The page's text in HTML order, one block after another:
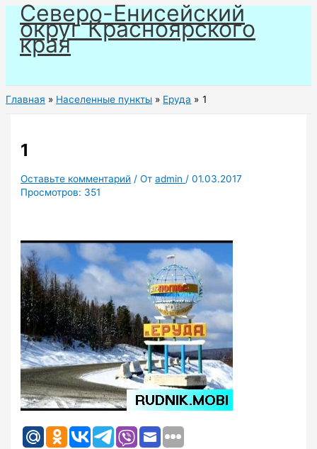
Перейти
содержимому
Северо-Енисейский
округ Красноярского
края
Главная Населенные пункты Еруда 1
1
Оставьте комментарий / Отadmin /01.03.2017
Просмотров: 351